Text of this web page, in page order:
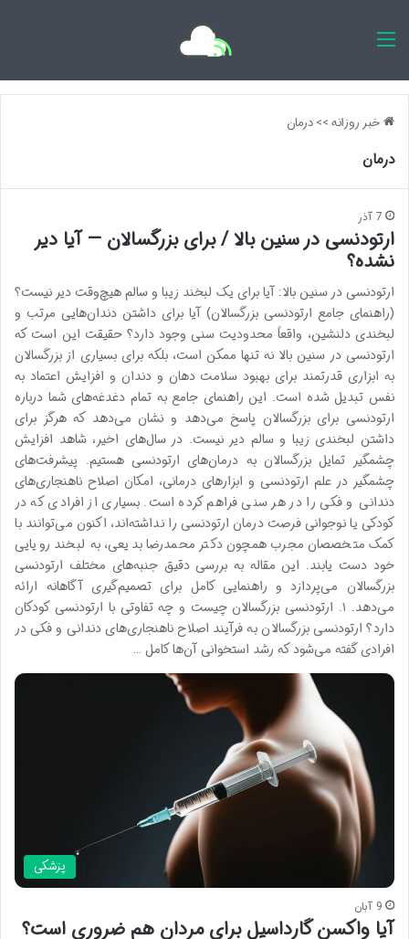
خبر روزانه>>درمان
درمان
7 آذر
ارتودنسی در سنین بالا / برای بزرگسالان — آیا دیر
نشده؟
ارتودنسی در سنین بالا: آیا برای یک لبخند زیبا و سالم هیچ‌وقت دیر نیست؟
(راهنمای جامع ارتودنسی بزرگسالان) آیا برای داشتن دندان‌هایی مرتب و
لبخندی دلنشین، واقعاً محدودیت سنی وجود دارد؟ حقیقت این است که
ارتودنسی در سنین بالا نه تنها ممکن است، بلکه برای بسیاری از بزرگسالان
به ابزاری قدرتمند برای بهبود سلامت دهان و دندان و افزایش اعتماد به
نفس تبدیل شده است. این راهنمای جامع به تمام دغدغه‌های شما درباره
ارتودنسی برای بزرگسالان پاسخ می‌دهد و نشان می‌دهد که هرگز برای
داشتن لبخندی زیبا و سالم دیر نیست. در سال‌های اخیر، شاهد افزایش
چشمگیر تمایل بزرگسالان به درمان‌های ارتودنسی هستیم. پیشرفت‌های
چشمگیر در علم ارتودنسی و ابزارهای درمانی، امکان اصلاح ناهنجاری‌های
دندانی و فکی را در هر سنی فراهم کرده است. بسیاری از افرادی که در
کودکی یا نوجوانی فرصت درمان ارتودنسی را نداشته‌اند، اکنون می‌توانند با
کمک متخصصان مجرب همچون دکتر محمدرضا بدیعی، به لبخند رویایی
خود دست یابند. این مقاله به بررسی دقیق جنبه‌های مختلف ارتودنسی
بزرگسالان می‌پردازد و راهنمایی کامل برای تصمیم‌گیری آگاهانه ارائه
می‌دهد. ۱. ارتودنسی بزرگسالان چیست و چه تفاوتی با ارتودنسی کودکان
دارد؟ ارتودنسی بزرگسالان به فرآیند اصلاح ناهنجاری‌های دندانی و فکی در
افرادی گفته می‌شود که رشد استخوانی آن‌ها کامل …
پزشکی
9 آبان
آیا واکسن گارداسیل برای مردان هم ضروری است؟